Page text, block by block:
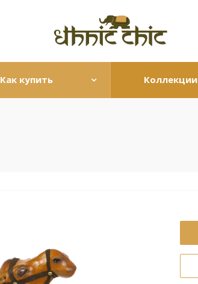
Как купить Коллекции